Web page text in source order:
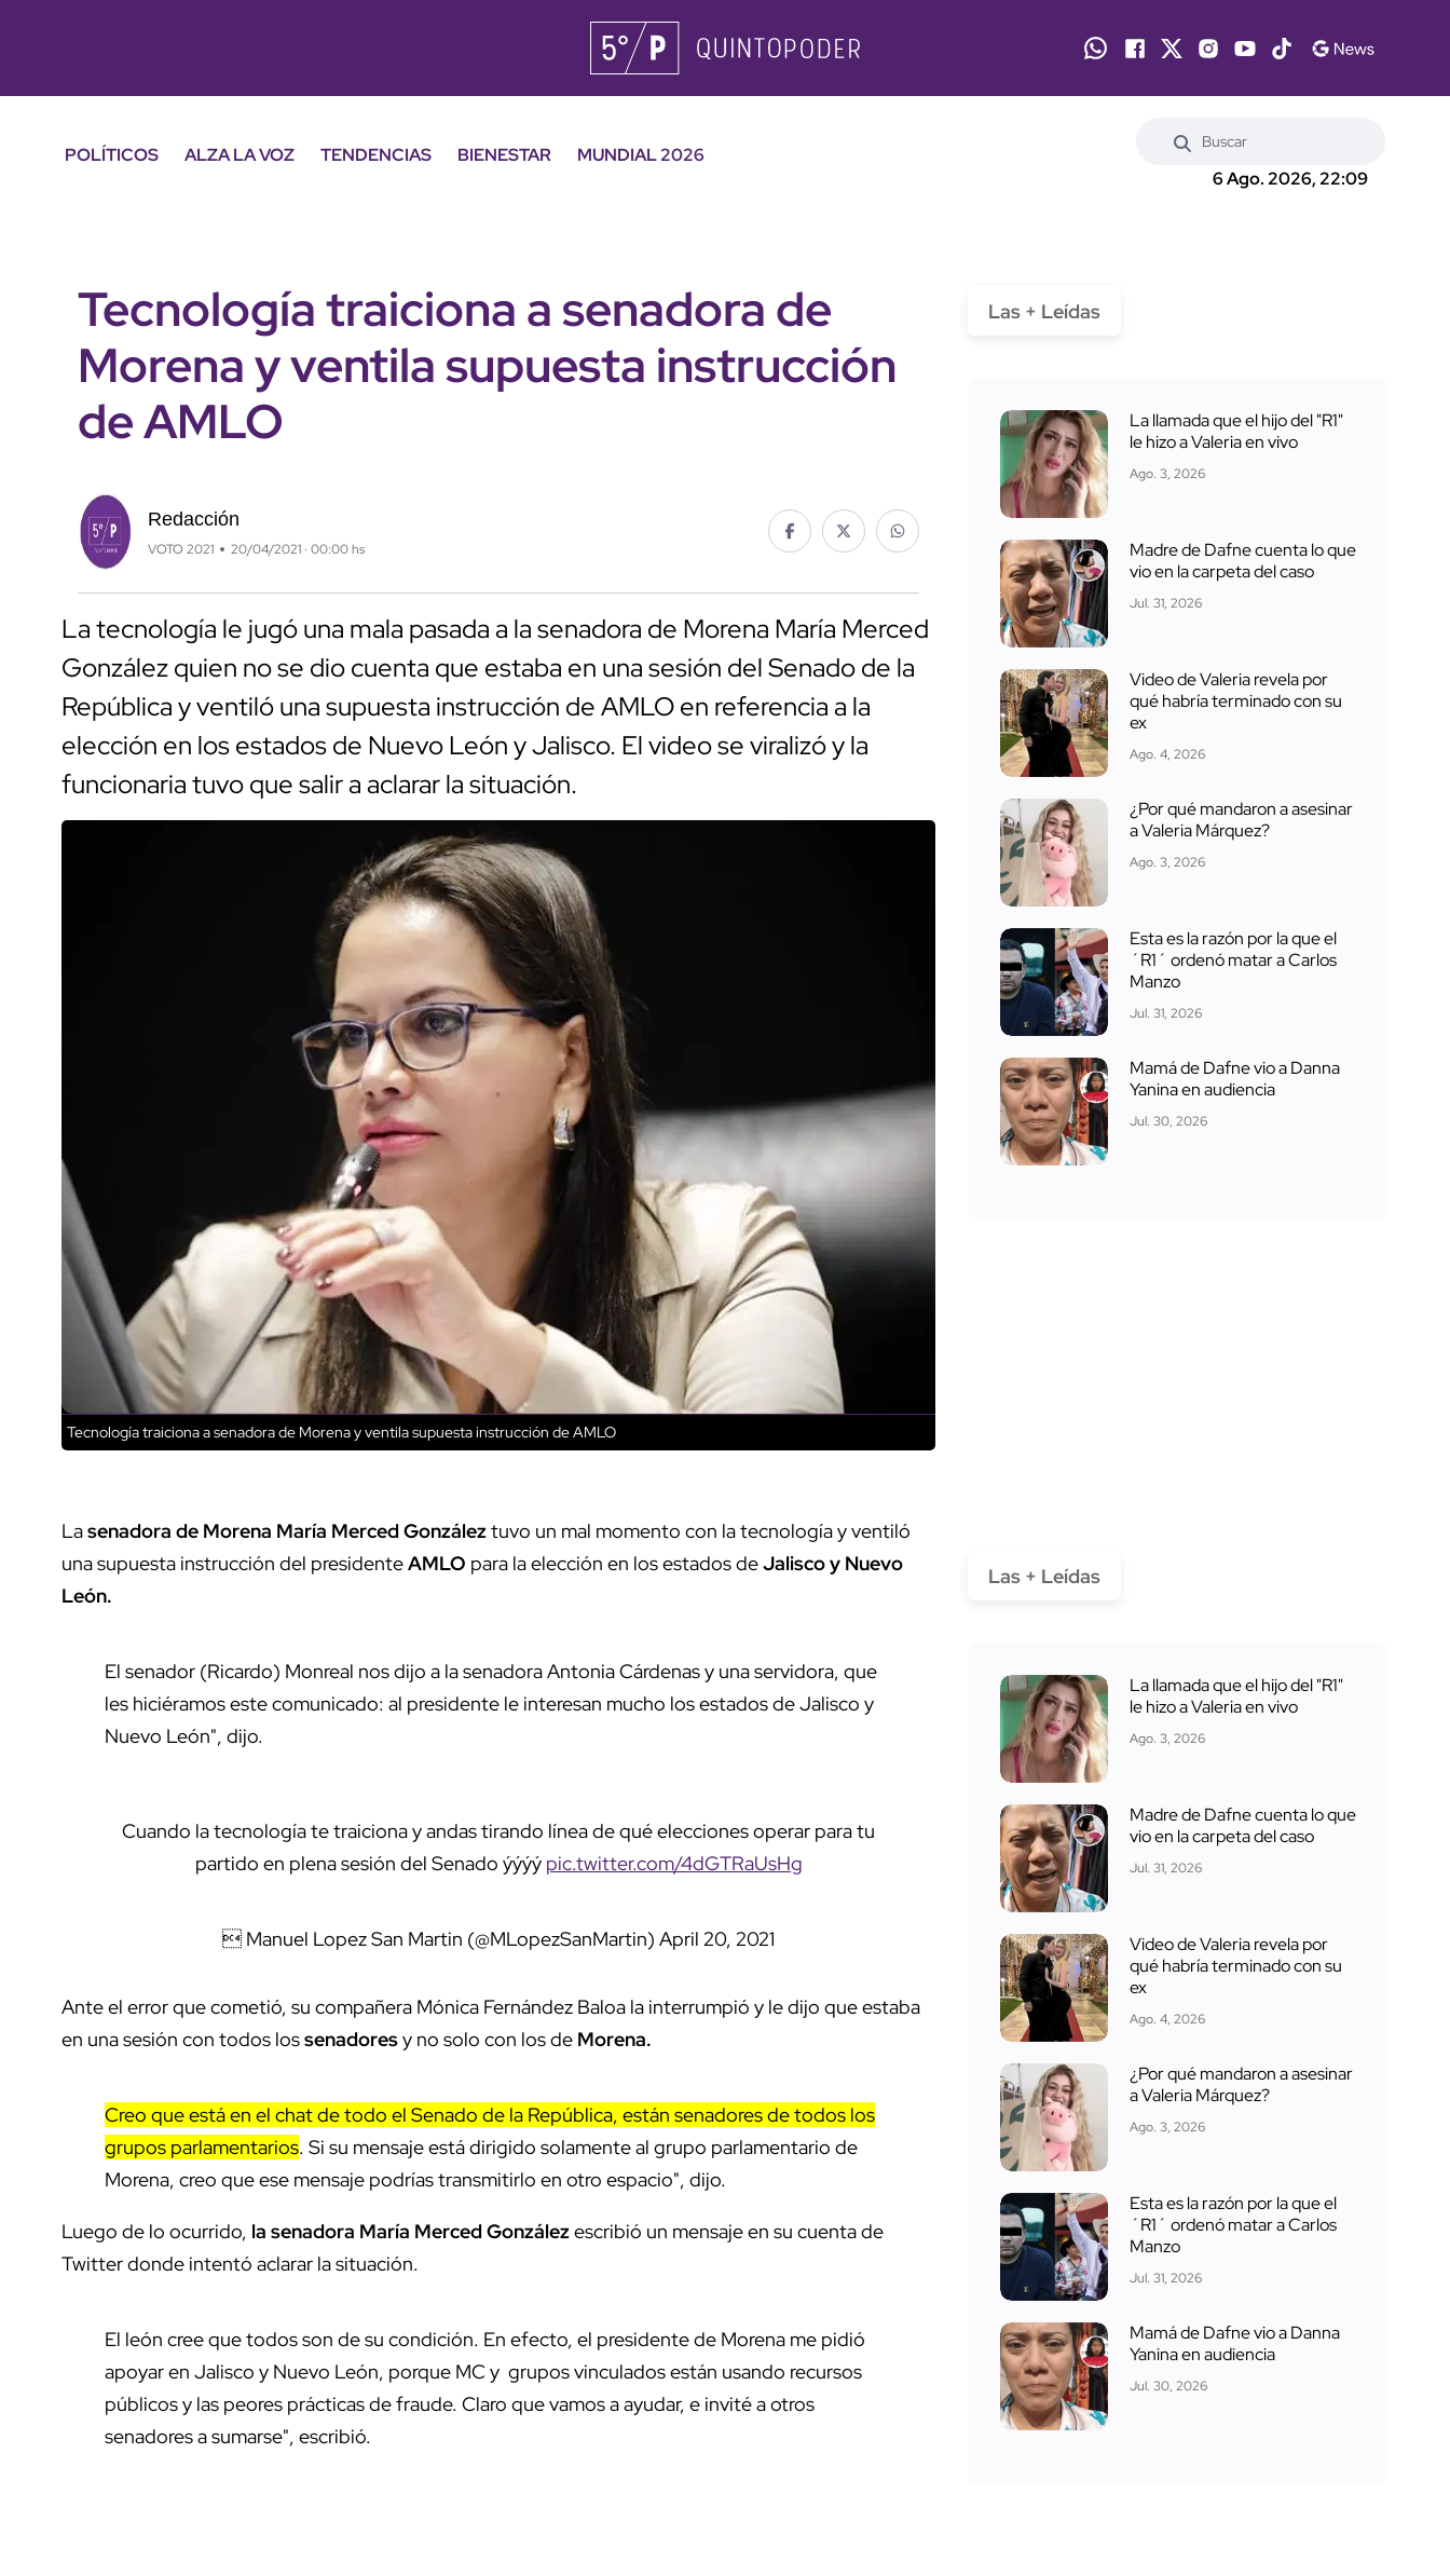
POLÍTICOS ALZA LA VOZ TENDENCIAS BIENESTAR
MUNDIAL 2026
6 Ago. 2026, 22:09
Tecnología traiciona a senadora de
Morena y ventila supuesta instrucción
de AMLO
Redacción
VOTO 2021 20/04/2021 · 00:00 hs
La tecnología le jugó una mala pasada a la senadora de Morena María Merced
González quien no se dio cuenta que estaba en una sesión del Senado de la
República y ventiló una supuesta instrucción de AMLO en referencia a la
elección en los estados de Nuevo León y Jalisco. El video se viralizó y la
funcionaria tuvo que salir a aclarar la situación.
Tecnología traiciona a senadora de Morena y ventila supuesta instrucción de AMLO
Lasenadora de Morena María Merced Gonzáleztuvo un mal momento con la tecnología y ventiló
una supuesta instrucción del presidenteAMLO para la elección en los estados deJalisco y Nuevo
León.
El senador (Ricardo) Monreal nos dijo a la senadora Antonia Cárdenas y una servidora, que
les hiciéramos este comunicado: al presidente le interesan mucho los estados de Jalisco y
Nuevo León", dijo.
Cuando la tecnología te traiciona y andas tirando línea de qué elecciones operar para tu
partido en plena sesión del Senado ýýýý pic.twitter.com/4dGTRaUsHg
 Manuel Lopez San Martin (@MLopezSanMartin) April 20, 2021
Ante el error que cometió, su compañera Mónica Fernández Baloa la interrumpió y le dijo que estaba
en una sesión con todos lossenadoresy no solo con los de Morena.
Creo que está en el chat de todo el Senado de la República, están senadores de todos los
grupos parlamentarios. Si su mensaje está dirigido solamente al grupo parlamentario de
Morena, creo que ese mensaje podrías transmitirlo en otro espacio", dijo.
Luego de lo ocurrido, la senadora María Merced Gonzálezescribió un mensaje en su cuenta de
Twitter donde intentó aclarar la situación.
El león cree que todos son de su condición. En efecto, el presidente de Morena me pidió
apoyar en Jalisco y Nuevo León, porque MC y grupos vinculados están usando recursos
públicos y las peores prácticas de fraude. Claro que vamos a ayudar, e invité a otros
senadores a sumarse", escribió.
Las + Leídas
La llamada que el hijo del "R1"
le hizo a Valeria en vivo
Ago. 3, 2026
Madre de Dafne cuenta lo que
vio en la carpeta del caso
Jul. 31, 2026
Video de Valeria revela por
qué habría terminado con su
ex
Ago. 4, 2026
¿Por qué mandaron a asesinar
a Valeria Márquez?
Ago. 3, 2026
Esta es la razón por la que el
´R1´ ordenó matar a Carlos
Manzo
Jul. 31, 2026
Mamá de Dafne vio a Danna
Yanina en audiencia
Jul. 30, 2026
Las + Leídas
La llamada que el hijo del "R1"
le hizo a Valeria en vivo
Ago. 3, 2026
Madre de Dafne cuenta lo que
vio en la carpeta del caso
Jul. 31, 2026
Video de Valeria revela por
qué habría terminado con su
ex
Ago. 4, 2026
¿Por qué mandaron a asesinar
a Valeria Márquez?
Ago. 3, 2026
Esta es la razón por la que el
´R1´ ordenó matar a Carlos
Manzo
Jul. 31, 2026
Mamá de Dafne vio a Danna
Yanina en audiencia
Jul. 30, 2026